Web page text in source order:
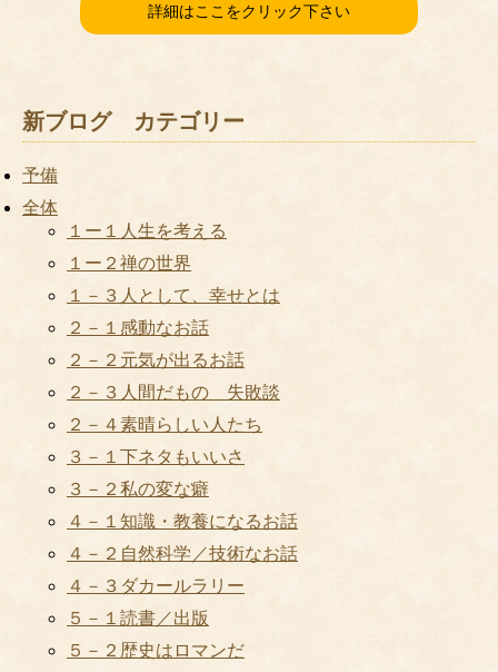
詳細はここをクリック下さい
新ブログ カテゴリー
予備
全体
１ー１人生を考える
１ー２禅の世界
１－３人として、幸せとは
２－１感動なお話
２－２元気が出るお話
２－３人間だもの 失敗談
２－４素晴らしい人たち
３－１下ネタもいいさ
３－２私の変な癖
４－１知識・教養になるお話
４－２自然科学／技術なお話
４－３ダカールラリー
５－１読書／出版
５－２歴史はロマンだ